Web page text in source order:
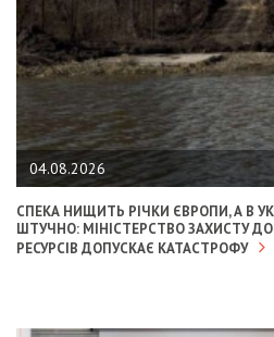
04.08.2026
СПЕКА НИЩИТЬ РІЧКИ ЄВРОПИ, А В
ШТУЧНО: МІНІСТЕРСТВО ЗАХИСТУ
РЕСУРСІВ ДОПУСКАЄ КАТАСТРОФУ